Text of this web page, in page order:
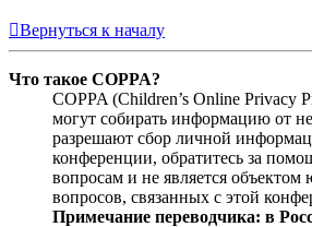
Вернуться к началу
Что такое COPPA?
COPPA (Children’s Online Privacy
могут собирать информацию от
разрешают сбор личной
конференции, обратитесь за
вопросам и не является
вопросов, связанных с этой
Примечание переводчика: в